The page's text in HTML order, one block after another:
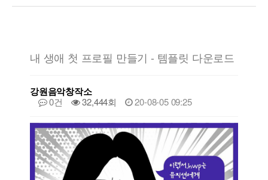
내 생애 첫 프로필 만들기 - 템플릿 다운로드
강원음악창작소
0건 32,444회 20-08-05 09:25